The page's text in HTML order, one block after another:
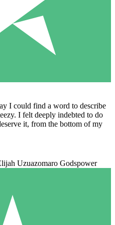
I could find a word to describe
I felt deeply indebted to do
it, from the bottom of my
Uzuazomaro Godspower